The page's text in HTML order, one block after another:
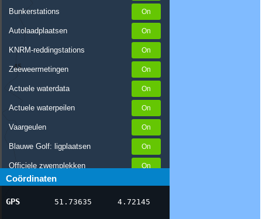
Bunkerstations
Autolaadplaatsen
KNRM-reddingstations
Zeeweermetingen
Actuele waterdata
Actuele waterpeilen
Vaargeulen
Blauwe Golf: ligplaatsen
Officiele zwemplekken
Stremmingen/hinder
AIS scheepsposities
Coördinaten
GPS 51.73635 4.72145